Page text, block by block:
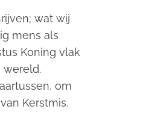
wat wij
mens als
Koning vlak
wereld.
om
Kerstmis.